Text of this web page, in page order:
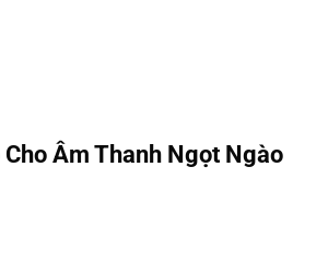
Âm Thanh Ngọt Ngào